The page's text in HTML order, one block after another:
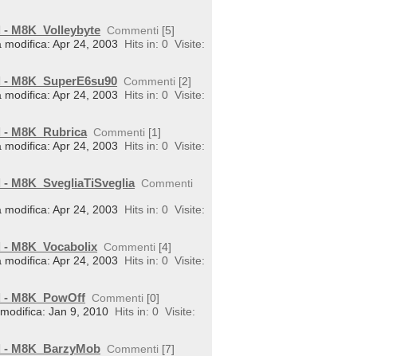
M8K_Volleybyte Commenti [5]
modifica: Apr 24, 2003 Hits in: 0 Visite:
M8K_SuperE6su90 Commenti [2]
modifica: Apr 24, 2003 Hits in: 0 Visite:
M8K_Rubrica Commenti [1]
modifica: Apr 24, 2003 Hits in: 0 Visite:
M8K_SvegliaTiSveglia Commenti
modifica: Apr 24, 2003 Hits in: 0 Visite:
M8K_Vocabolix Commenti [4]
modifica: Apr 24, 2003 Hits in: 0 Visite:
M8K_PowOff Commenti [0]
Jan 9, 2010 Hits in: 0 Visite:
M8K_BarzyMob Commenti [7]